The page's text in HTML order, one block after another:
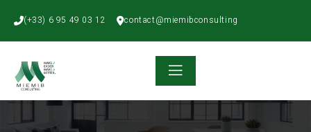
(+33) 6 95 49 03 12 contact@miemibconsulting